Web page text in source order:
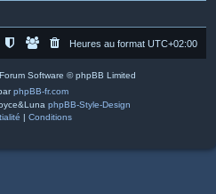
Heures au format UTC+02:00
Software © phpBB Limited
phpBB-fr.com
phpBB-Style-Design
Conditions